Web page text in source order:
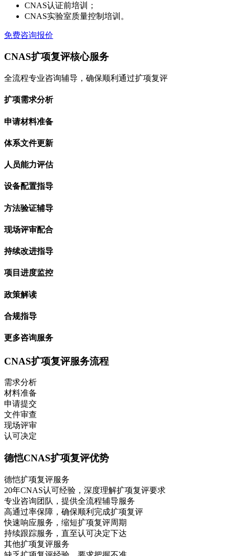
CNAS认证前培训；
CNAS实验室质量控制培训。
免费咨询报价
CNAS扩项复评核心服务
全流程专业咨询辅导，确保顺利通过扩项复评
扩项需求分析
申请材料准备
体系文件更新
人员能力评估
设备配置指导
方法验证辅导
现场评审配合
持续改进指导
项目进度监控
政策解读
合规指导
更多咨询服务
CNAS扩项复评服务流程
需求分析
材料准备
申请提交
文件审查
现场评审
认可决定
德恺CNAS扩项复评优势
德恺扩项复评服务
20年CNAS认可经验，深度理解扩项复评要求
专业咨询团队，提供全流程辅导服务
高通过率保障，确保顺利完成扩项复评
快速响应服务，缩短扩项复评周期
持续跟踪服务，直至认可决定下达
其他扩项复评服务